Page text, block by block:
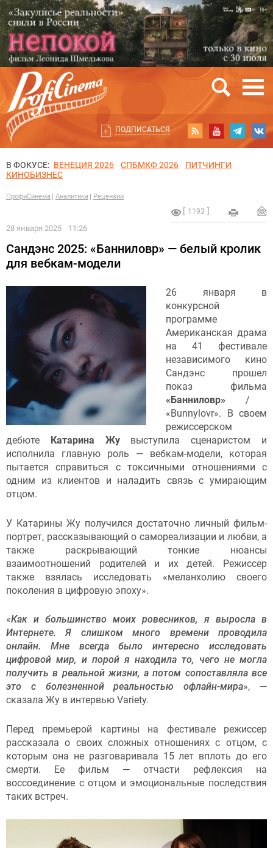
ПОДПИСАТЬСЯ
В ФОКУСЕ: ВЕНЕЦИЯ 2026 СПБМКФ 2026
ПИТЧИНГИ
КИНОБИЗНЕС
ПрофиСинема Аналитика Рецензии
1193
28 января 2025 11:26
Сандэнс 2025: «Банниловр» — белый кролик
для вебкам-модели
26 января в
конкурсной
программе
Американская драма
на 41 фестивале
независимого кино
Сандэнс прошел
показ фильма
«Банниловр» /
«Bunnylovr». В своем
режиссерском
дебюте
Катарина Жувыступила сценаристом и
исполнила главную роль — вебкам-модели, которая
пытается справиться с токсичными отношениями с
одним из клиентов и наладить связь с умирающим
отцом.
У Катарины Жу получился достаточно личный фильм-
портрет, рассказывающий о самореализации и любви, а
также раскрывающий тонкие нюансы
взаимоотношений родителей и их детей. Режиссер
также взялась исследовать «меланхолию своего
поколения в цифровую эпоху».
«Как и большинство моих ровесников, я выросла в
Интернете. Я слишком много времени проводила
онлайн. Мне всегда было интересно исследовать
цифровой мир, и порой я находила то, чего не могла
получить в реальной жизни, а потом сопоставляла все
это с болезненной реальностью офлайн-мира», —
сказала Жу в интервью Variety.
Перед премьерой картины на фестивале режиссер
рассказала о своих сложных отношениях с отцом, с
которым она не разговаривала 15 лет вплоть до его
смерти. Ее фильм — отчасти рефлексия на
воссоединение с отцом и эмоциональные последствия
таких встреч.